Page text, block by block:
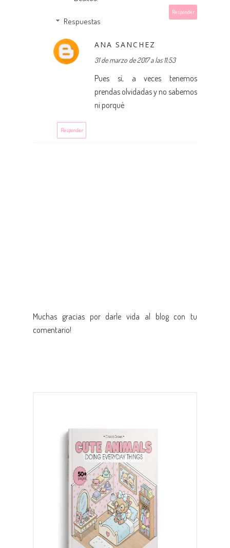
Responder
Respuestas
ANA SANCHEZ
31 de marzo de 2017 a las 11:53
Pues si, a veces tenemos
prendas olvidadas y no sabemos
ni porqué
Responder
Muchas gracias por darle vida al blog con tu
comentario!